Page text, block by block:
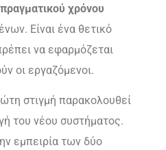
χρόνου
Είναι ένα θετικό
να εφαρμόζεται
οι εργαζόμενοι.
στιγμή παρακολουθεί
του νέου συστήματος.
εμπειρία των δύο